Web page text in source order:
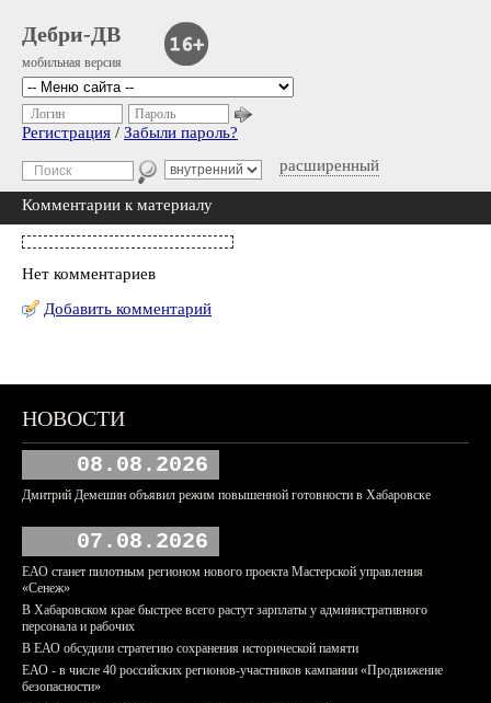
Дебри-ДВ
мобильная версия
расширенный
Логин Пароль
Регистрация / Забыли пароль?
Комментарии к материалу
Нет комментариев
Добавить комментарий
НОВОСТИ
08.08.2026
Дмитрий Демешин объявил режим повышенной готовности в Хабаровске
07.08.2026
ЕАО станет пилотным регионом нового проекта Мастерской управления
«Сенеж»
В Хабаровском крае быстрее всего растут зарплаты у административного
персонала и рабочих
В ЕАО обсудили стратегию сохранения исторической памяти
ЕАО - в числе 40 российских регионов-участников кампании «Продвижение
безопасности»